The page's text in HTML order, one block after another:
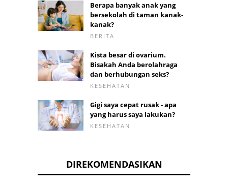
Berapa banyak anak yang
bersekolah di taman kanak-
kanak?
BERITA
Kista besar di ovarium.
Bisakah Anda berolahraga
dan berhubungan seks?
KESEHATAN
Gigi saya cepat rusak - apa
yang harus saya lakukan?
KESEHATAN
DIREKOMENDASIKAN